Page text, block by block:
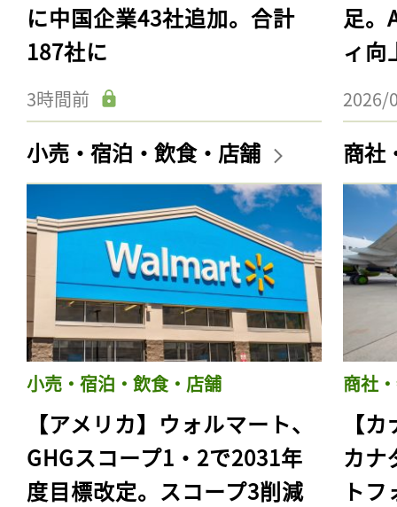
に中国企業43社追加。合計
187社に
3時間前
足。
ィ向
2026/
小売・宿泊・飲食・店舗
小売・宿泊・飲食・店舗
【アメリカ】ウォルマート、
GHGスコープ1・2で2031年
度目標改定。スコープ3削減
商社
商社
【
カナ
ト